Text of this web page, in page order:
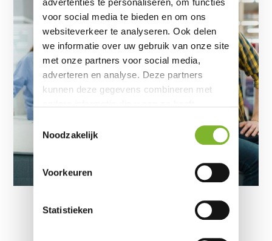
advertenties te personaliseren, om functies
voor social media te bieden en om ons
websiteverkeer te analyseren. Ook delen
we informatie over uw gebruik van onze site
met onze partners voor social media,
adverteren en analyse. Deze partners
kunnen deze gegevens combineren met
basis van uw gebruik van hun services.
Toestemmingsselectie
Noodzakelijk
Voorkeuren
Statistieken